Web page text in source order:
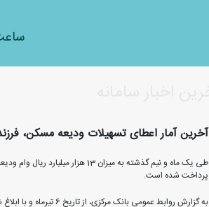
ساعت
آخرین آمار اعطای تسهیلات ودیعه مسکن، فرزند آوری و ازدواج /
پرداخت شده است.